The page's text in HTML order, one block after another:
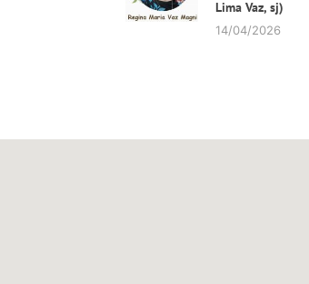
Lima Vaz, sj)
14/04/2026